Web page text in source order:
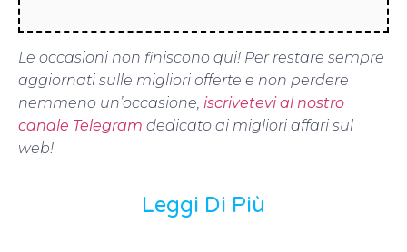
Le occasioni non finiscono qui! Per restare sempre
aggiornati sulle migliori offerte e non perdere
nemmeno un’occasione, iscrivetevi al nostro
canale Telegram dedicato ai migliori affari sul
web!
Leggi Di Più